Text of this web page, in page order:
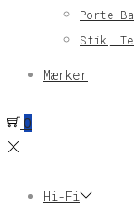
Porte
Stik,
Mærker
0
Hi-Fi